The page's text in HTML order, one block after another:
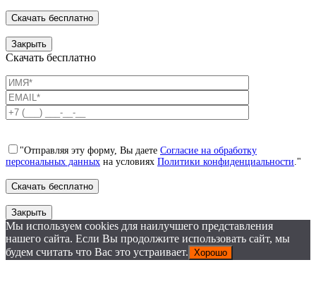
Закрыть
Скачать бесплатно
"Отправляя эту форму, Вы даете Согласие на обработку
персональных данных на условиях Политики конфиденциальности."
Закрыть
Мы используем cookies для наилучшего представления
нашего сайта. Если Вы продолжите использовать сайт, мы
будем считать что Вас это устраивает. Хорошо